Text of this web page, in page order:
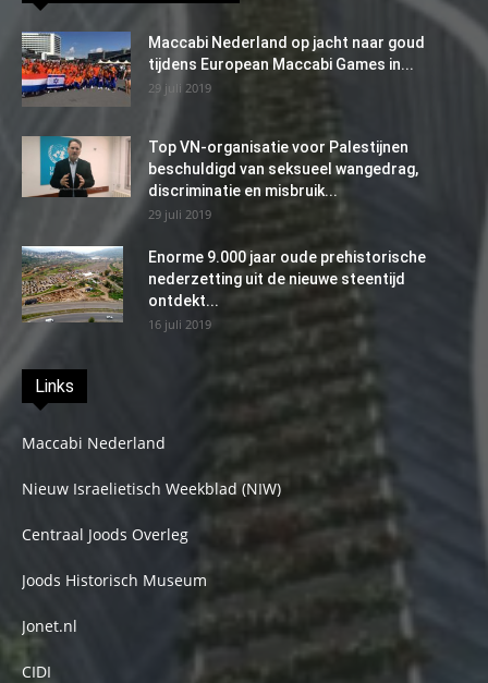
Maccabi Nederland op jacht naar goud
tijdens European Maccabi Games in...
29 juli 2019
Top VN-organisatie voor Palestijnen
beschuldigd van seksueel wangedrag,
discriminatie en misbruik...
29 juli 2019
Enorme 9.000 jaar oude prehistorische
nederzetting uit de nieuwe steentijd
ontdekt...
16 juli 2019
Links
Maccabi Nederland
Nieuw Israelietisch Weekblad (NIW)
Centraal Joods Overleg
Joods Historisch Museum
Jonet.nl
CIDI